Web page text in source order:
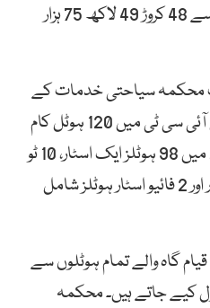
ٹیکس کی مد میں 9 ہوٹلوں سے 48 کروڑ 49 لاکھ 75 ہزار
محکمہ سیاحتی خدمات کے
رجسٹریشن ریکارڈ کے مطابق آئی سی ٹی میں 120 ہوٹل کام
کر رہے ہیں۔ مجموعی ہوٹلوں میں 98 ہوٹلز ایک اسٹار، 10 ٹو
اسٹار، 8 تھری اسٹار، 2 فور اسٹار اور 2 فائیو اسٹار ہوٹلز شامل
رپورٹ کے مطابق کم از کم 25 قیام گاہ والے تمام ہوٹلوں سے
کیے جاتے ہیں۔ محکمہ